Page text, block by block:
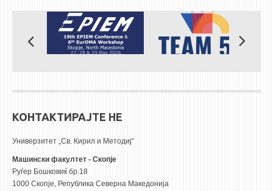
КОНТАКТИРАЈТЕ НЕ
Универзитет „Св. Кирил и Методиј“
Машински факултет - Скопје
Руѓер Бошковиќ бр.18
1000 Скопје, Република Северна Македонија